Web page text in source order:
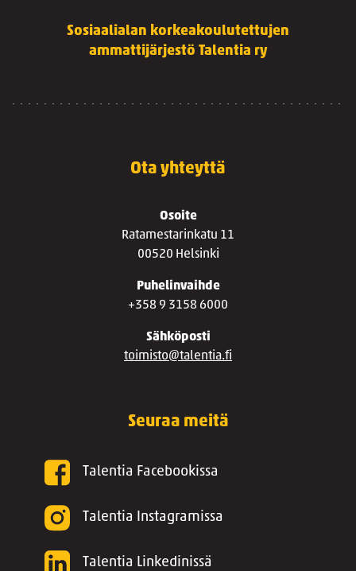
Sosiaalialan korkeakoulutettujen
ammattijärjestö Talentia ry
Ota yhteyttä
Osoite
Ratamestarinkatu 11
00520 Helsinki
Puhelinvaihde
+358 9 3158 6000
Sähköposti
toimisto@talentia.fi
Seuraa meitä
Talentia Facebookissa
Talentia Instagramissa
Talentia Linkedinissä